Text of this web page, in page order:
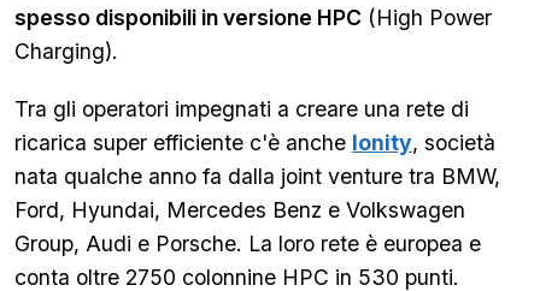
spesso disponibili in versione HPC (High Power
Charging).
Tra gli operatori impegnati a creare una rete di
ricarica super efficiente c'è anche Ionity, società
nata qualche anno fa dalla joint venture tra BMW,
Ford, Hyundai, Mercedes Benz e Volkswagen
Group, Audi e Porsche. La loro rete è europea e
conta oltre 2750 colonnine HPC in 530 punti.